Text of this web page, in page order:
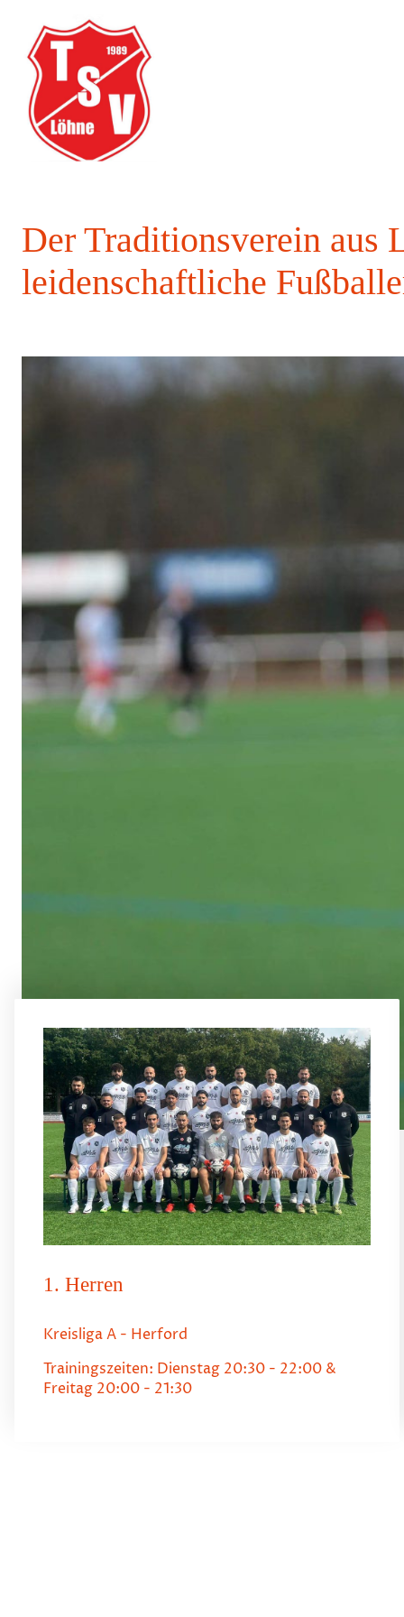
Der Traditionsverein aus
leidenschaftliche
1. Herren
Kreisliga A - Herford
Trainingszeiten: Dienstag 20:30 - 22:00 &
Freitag 20:00 - 21:30